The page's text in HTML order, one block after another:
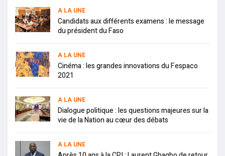
A LA UNE
Candidats aux différents examens : le message
du président du Faso
A LA UNE
Cinéma : les grandes innovations du Fespaco
2021
A LA UNE
Dialogue politique : les questions majeures sur la
vie de la Nation au cœur des débats
A LA UNE